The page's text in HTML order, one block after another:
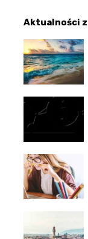
Aktualności